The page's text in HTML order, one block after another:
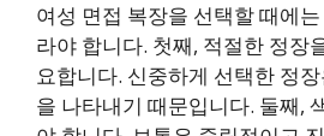
여성 면접 복장을 선택할 때에
라야 합니다. 첫째, 적절한 정장
요합니다. 신중하게 선택한 정
을 나타내기 때문입니다. 둘째,